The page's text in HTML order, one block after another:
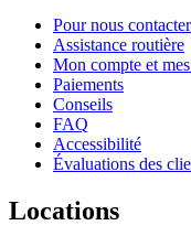
Pour nous contacter
Assistance routière
Mon compte et
Paiements
Conseils
FAQ
Accessibilité
Évaluations des
Locations